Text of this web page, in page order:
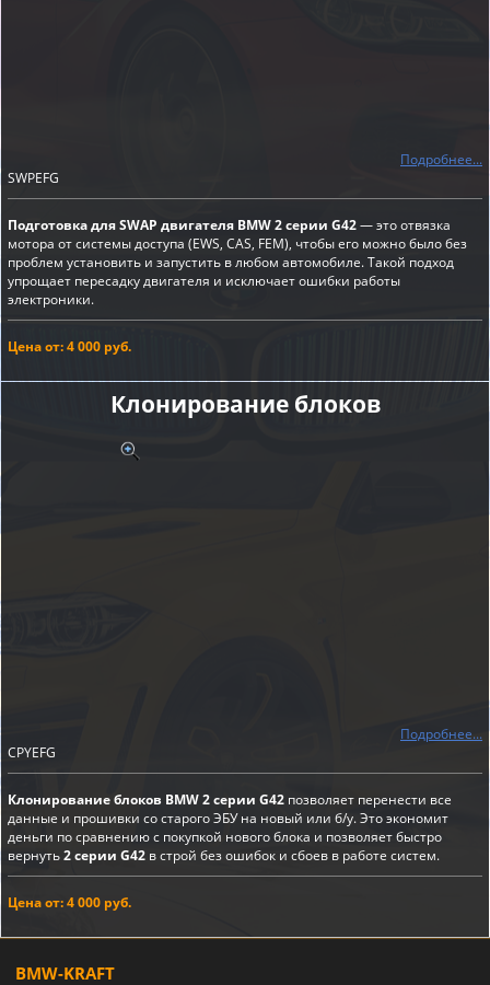
Подробнее...
SWPEFG
Подготовка для SWAP двигателя BMW 2 серии G42— это отвязка
мотора от системы доступа (EWS, CAS, FEM), чтобы его можно было без
проблем установить и запустить в любом автомобиле. Такой подход
упрощает пересадку двигателя и исключает ошибки работы
электроники.
Цена от: 4 000 руб.
Клонирование блоков
Подробнее...
CPYEFG
Клонирование блоков BMW 2 серии G42 позволяет перенести все
данные и прошивки со старого ЭБУ на новый или б/у. Это экономит
деньги по сравнению с покупкой нового блока и позволяет быстро
вернуть2 серии G42 в строй без ошибок и сбоев в работе систем.
Цена от: 4 000 руб.
BMW-KRAFT